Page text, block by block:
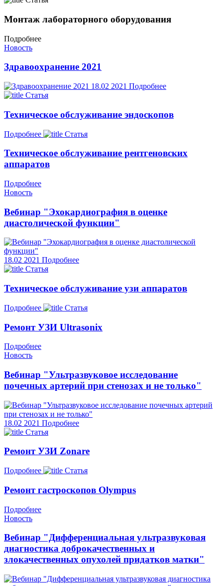
Монтаж лабораторного оборудования
Подробнее
Новость
Здравоохранение 2021
18.02 2021 Подробнее
Статья
Техническое обслуживание эндоскопов
Подробнее Статья
Техническое обслуживание рентгеновских
аппаратов
Подробнее
Новость
Вебинар "Эхокардиография в оценке
диастолической функции"
18.02 2021 Подробнее
Статья
Техническое обслуживание узи аппаратов
Подробнее Статья
Ремонт УЗИ Ultrasonix
Подробнее
Новость
Вебинар "Ультразвуковое исследование
почечных артерий при стенозах и не только"
18.02 2021 Подробнее
Статья
Ремонт УЗИ Zonare
Подробнее Статья
Ремонт гастроскопов Olympus
Подробнее
Новость
Вебинар "Дифференциальная ультразвуковая
диагностика доброкачественных и
злокачественных опухолей придатков матки"